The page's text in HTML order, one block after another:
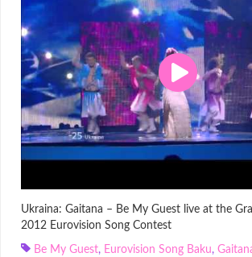
Ukraina: Gaitana – Be My Guest live at the
2012 Eurovision Song Contest
Be My Guest, Eurovision Song Baku,